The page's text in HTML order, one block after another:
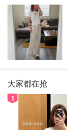
大家都在抢
1